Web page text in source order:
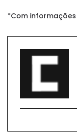
*Com informações